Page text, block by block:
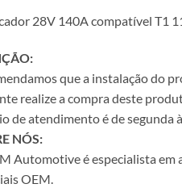
28V 140A compatível T1
que a instalação do
realize a compra deste
de atendimento é de segunda
NÓS:
Automotive é especialista em
OEM.